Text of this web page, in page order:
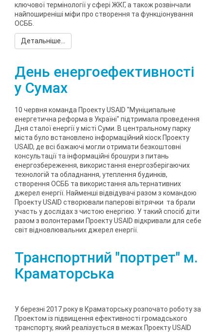
ключової термінології у сфері ЖКГ, а також розвінчали
найпоширеніші міфи про створення та функціонування
ОСББ.
Детальніше...
День енергоефективності
у Сумах
10 червня команда Проекту USAID "Муніципальне
енергетична реформа в Україні" підтримала проведення
Дня сталої енергії у місті Суми. В центральному парку
міста було встановлено інформаційний кіоск Проекту
USAID, де всі бажаючі могли отримати безкоштовні
консультації та інформаційні брошури з питань
енергозбереження, використання енергозберігаючих
технологій та обладнання, утеплення будинків,
створення ОСББ та використання альтернативних
джерел енергії. Найменші відвідувачі разом з командою
Проекту USAID створювали паперові вітрячки та брали
участь у дослідах з чистою енергією. У такий спосіб діти
разом з волонтерами Проекту USAID відкривали для себе
світ відновлювальних джерел енергії.
Транспортний "портрет" м.
Краматорська
У березні 2017 року в Краматорську розпочато роботу за
Проектом із підвищення ефективності громадського
транспорту, який реалізується в межах Проекту USAID